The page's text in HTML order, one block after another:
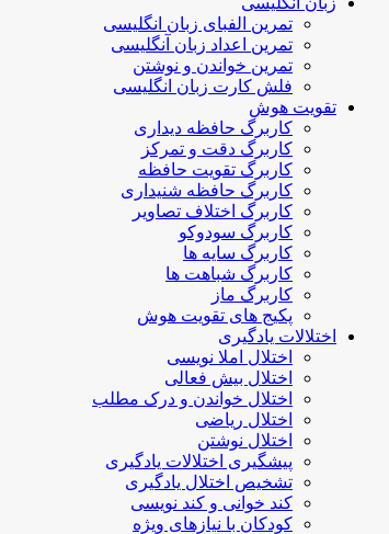
تمرین الفبای زبان انگلیسی
تمرین اعداد زبان آنگلیسی
تمرین خواندن و نوشتن
فلش کارت زبان انگلیسی
تقویت هوش
کاربرگ حافظه دیداری
کاربرگ دقت و تمرکز
کاربرگ تقویت حافظه
کاربرگ حافظه شنیداری
کاربرگ اختلاف تصاویر
کاربرگ سودوکو
کاربرگ سایه ها
کاربرگ شباهت ها
کاربرگ ماز
پکیج های تقویت هوش
اختلالات یادگیری
اختلال املا نویسی
اختلال بیش فعالی
اختلال خواندن و درک مطلب
اختلال ریاضی
اختلال نوشتن
پیشگیری اختلالات یادگیری
تشخیص اختلال یادگیری
کند خوانی و کند نویسی
کودکان با نیازهای ویژه